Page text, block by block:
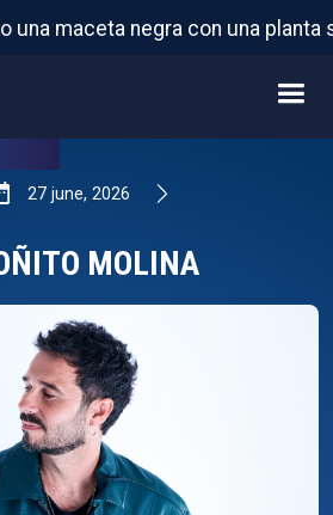
27 june, 2026
MOLINA